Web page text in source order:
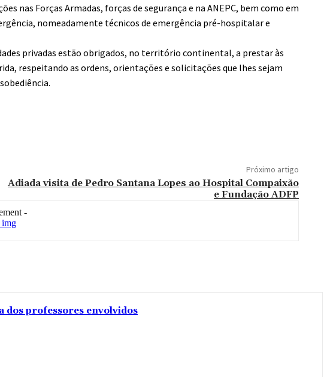
nas Forças Armadas, forças de segurança e na ANEPC, bem como em
nomeadamente técnicos de emergência pré-hospitalar e
privadas estão obrigados, no território continental, a prestar às
respeitando as ordens, orientações e solicitações que lhes sejam
Próximo artigo
Adiada visita de Pedro Santana Lopes ao Hospital Compaixão
e Fundação ADFP
-
dos professores envolvidos